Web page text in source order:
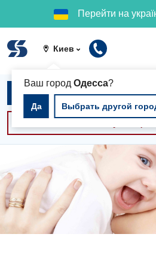
Перейти на
Киев
Ваш город Одесса?
Да Выбрать другой
Записаться на